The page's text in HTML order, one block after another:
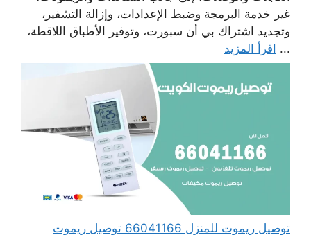
غير خدمة البرمجة وضبط الإعدادات، وإزالة التشفير،
وتجديد اشتراك بي أن سبورت، وتوفير الأطباق اللاقطة،
... اقرأ المزيد
توصيل ريموت للمنزل 66041166 توصيل ريموت